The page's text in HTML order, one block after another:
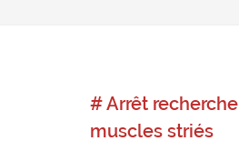
# Arrêt
muscles striés